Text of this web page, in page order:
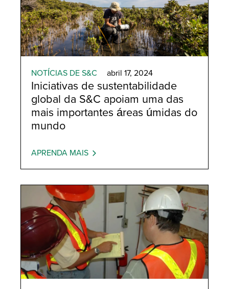
NOTÍCIAS DE S&C abril 17, 2024
Iniciativas de sustentabilidade
global da S&C apoiam uma das
mais importantes áreas úmidas do
mundo
APRENDA MAIS